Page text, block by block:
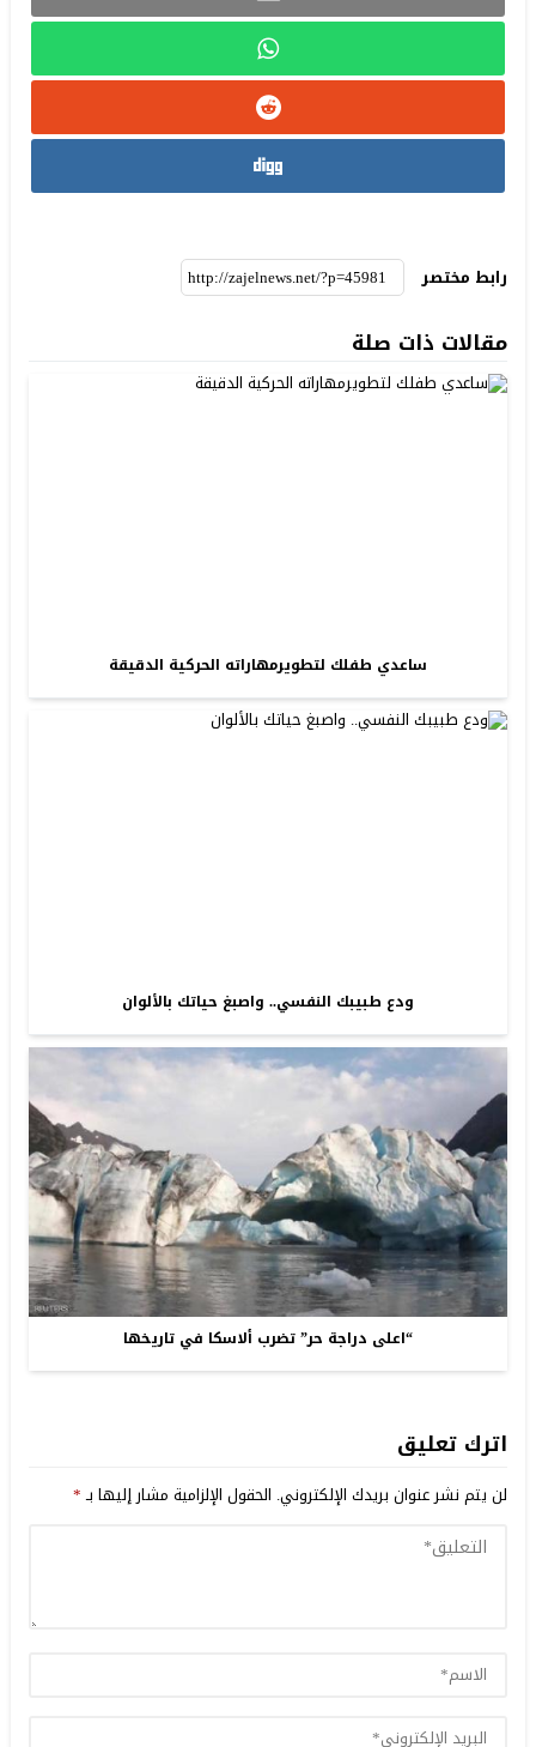
رابط مختصر
مقالات ذات صلة
ساعدي طفلك لتطويرمهاراته الحركية الدقيقة
ودع طبيبك النفسي.. واصبغ حياتك بالألوان
“اعلى دراجة حر” تضرب ألاسكا في تاريخها
اترك تعليق
لن يتم نشر عنوان بريدك الإلكتروني. الحقول الإلزامية مشار إليها بـ*